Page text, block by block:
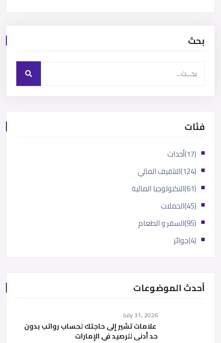
بحث
فئات
أحداث
(17)
التثقيف المالي
(124)
التكنولوجيا المالية
(61)
الحملات
(45)
السفر و الطعام
(95)
جوائز (4)
أحدث الموضوعات
July 31, 2026
علامات تشير إلى حاجتك لحساب رواتب بدون
حد أدنى للرصيد في الإمارات